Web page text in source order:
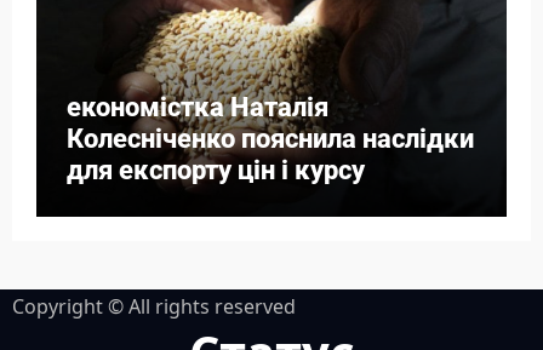
економістка Наталія
Колесніченко пояснила наслідки
для експорту цін і курсу
Copyright © All rights reserved